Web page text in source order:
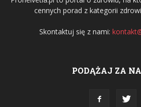
cennych porad z kategorii
Skontaktuj się z nami:
PODĄŻAJ ZA